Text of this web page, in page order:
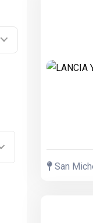
San